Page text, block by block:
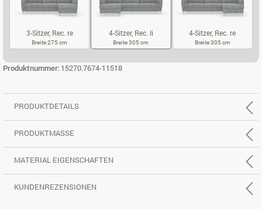
3-Sitzer, Rec. re
Breite 275 cm
4-Sitzer, Rec. li
Breite 305 cm
4-Sitzer, Rec. re
Breite 305 cm
Produktnummer: 15270.7674-11518
PRODUKTDETAILS
PRODUKTMASSE
MATERIAL EIGENSCHAFTEN
KUNDENREZENSIONEN